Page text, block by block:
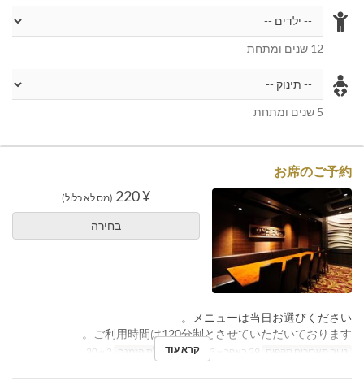
12 שנים ומתחת
5 שנים ומתחת
お席のご予約
¥ 220 (מס לא כלול)
בחירה
メニューは当日お選びください。
ご利用時間は120分制とさせていただいております。
טווח תאריכים תקפים מגבלת הזמנהקרא עוד